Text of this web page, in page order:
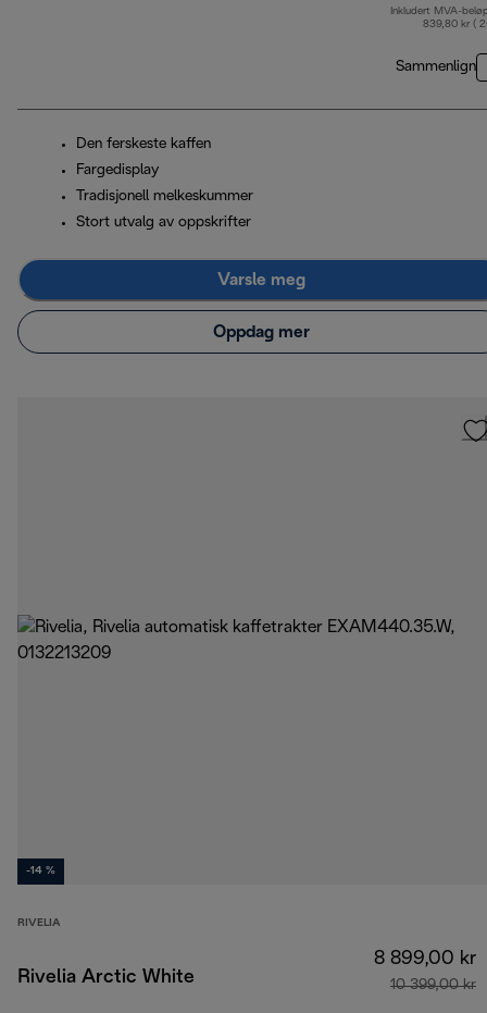
Inkludert MVA-
839,80 kr (
Sammenlign
Den ferskeste kaffen
Fargedisplay
Tradisjonell melkeskummer
Stort utvalg av oppskrifter
Varsle meg
Oppdag mer
-14 %
RIVELIA
Rivelia Arctic White
8 899,00 kr
10 399,00 kr